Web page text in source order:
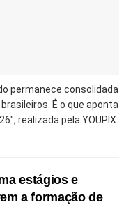
permanece consolidada
É o que aponta
realizada pela YOUPIX
estágios e
a formação de